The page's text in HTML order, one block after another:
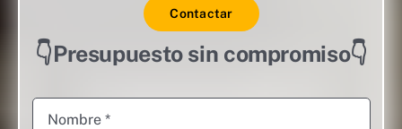
Contactar
👇Presupuesto sin compromiso👇